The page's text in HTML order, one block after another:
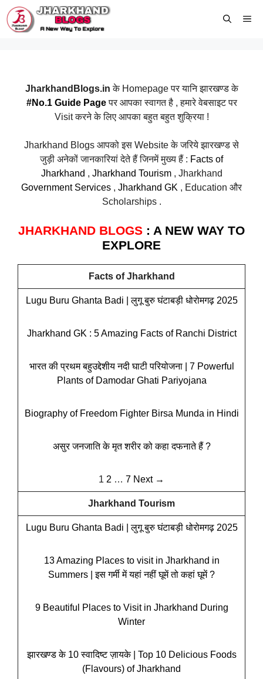
Skip
to
content
JharkhandBlogs.inके Homepage पर यानि झारखण्ड के
#No.1 Guide Pageपर आपका स्वागत है , हमारे वेबसाइट पर
Visit करने के लिए आपका बहुत बहुत शुक्रिया !
Jharkhand Blogs आपको इस Website के जरिये झारखण्ड से
जुड़ी अनेकों जानकारियां देते हैं जिनमें मुख्य हैं : Facts of
Jharkhand , Jharkhand Tourism, Jharkhand
Government Services , Jharkhand GK , Education और
Scholarships .
JHARKHAND BLOGS : A NEW WAY TO
EXPLORE
Facts of Jharkhand
Lugu Buru Ghanta Badi | लुगू बुरु घंटाबड़ी धोरोमगढ़ 2025
Jharkhand GK : 5 Amazing Facts of Ranchi District
भारत की प्रथम बहुउद्देशीय नदी घाटी परियोजना | 7 Powerful
Plants of Damodar Ghati Pariyojana
Biography of Freedom Fighter Birsa Munda in Hindi
असुर जनजाति के मृत शरीर को कहा दफनाते हैं ?
1 2 … 7 Next →
Jharkhand Tourism
Lugu Buru Ghanta Badi | लुगू बुरु घंटाबड़ी धोरोमगढ़ 2025
13 Amazing Places to visit in Jharkhand in
Summers | इस गर्मी में यहां नहीं घूमें तो कहां घूमें ?
9 Beautiful Places to Visit in Jharkhand During
Winter
झारखण्ड के 10 स्वादिष्ट ज़ायके | Top 10 Delicious Foods
(Flavours) of Jharkhand